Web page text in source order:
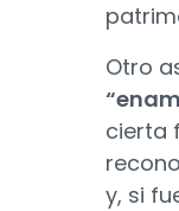
Otro
cierta
y, si